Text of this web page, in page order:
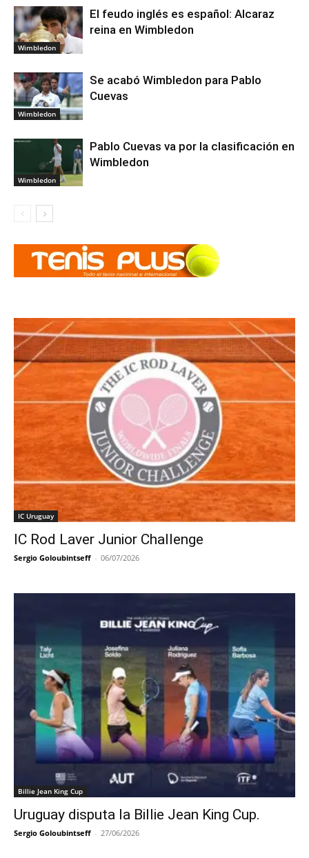
Wimbledon
El feudo inglés es español: Alcaraz
reina en Wimbledon
Wimbledon
Se acabó Wimbledon para Pablo
Cuevas
Wimbledon
Pablo Cuevas va por la clasificación en
Wimbledon
IC Uruguay
IC Rod Laver Junior Challenge
Sergio Goloubintseff - 06/07/2026
Billie Jean King Cup
Uruguay disputa la Billie Jean King Cup.
Sergio Goloubintseff - 27/06/2026